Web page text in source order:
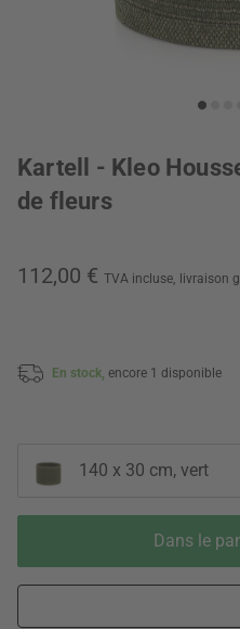
Kartell - Kleo
de fleurs
112,00 € TVA incluse, livraison
En stock, encore 1 disponible
140 x 30 cm, vert
Dans le